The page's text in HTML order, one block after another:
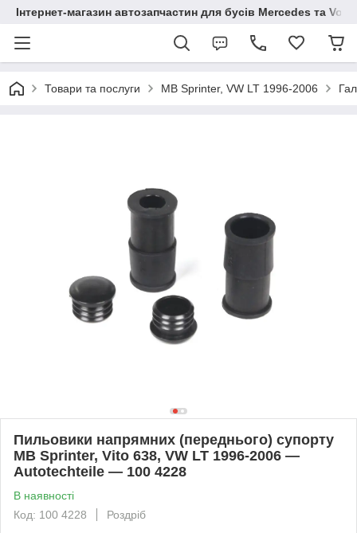
Інтернет-магазин автозапчастин для бусів Mercedes та
Товари та послуги MB Sprinter, VW LT 1996-2006
Пильовики напрямних (переднього) супорту
MB Sprinter, Vito 638, VW LT 1996-2006 —
Autotechteile — 100 4228
В наявності
Код: 100 4228
Роздріб